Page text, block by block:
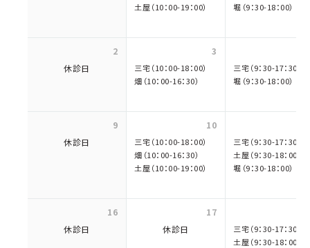
土屋（10：00-19：00）
堀（9：30-18：00）
2
休診日
3
三宅（10：00-18：00）
畑（10：00-16：30）
三宅（9：30-17：30）
堀（9：30-18：00）
9
休診日
10
三宅（10：00-18：00）
畑（10：00-16：30）
土屋（10：00-19：00）
三宅（9：30-17：30）
土屋（9：30-18：00）
堀（9：30-18：00）
16
休診日
17
休診日
三宅（9：30-17：30）
土屋（9：30-18：00）